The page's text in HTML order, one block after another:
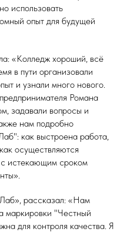
использовать
опыт для будущей
«Колледж хороший, всё
в пути организовали
и узнали много нового.
Романа
задавали вопросы и
нам подробно
как выстроена работа,
осуществляются
с истекающим сроком
рассказал: «Нам
маркировки "Честный
для контроля качества. Я